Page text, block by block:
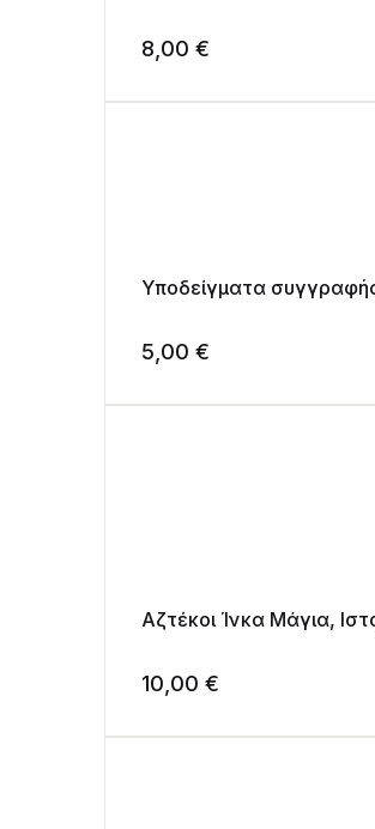
8,00 €
5,00 €
Αζτέκοι Ίνκα Μάγια,
10,00 €